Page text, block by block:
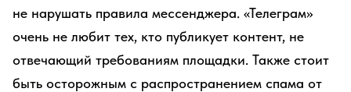
не нарушать правила мессенджера. «Телеграм»
очень не любит тех, кто публикует контент, не
отвечающий требованиям площадки. Также стоит
быть осторожным с распространением спама от